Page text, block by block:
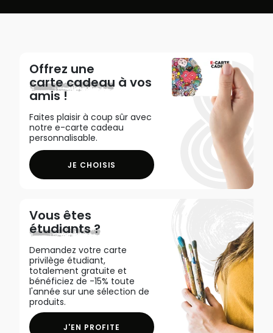
Offrez une
carte cadeau à vos
amis !
Faites plaisir à coup sûr avec
notre e-carte cadeau
personnalisable.
JE CHOISIS
Vous êtes
étudiants ?
Demandez votre carte
privilège étudiant,
totalement gratuite et
bénéficiez de -15% toute
l'année sur une sélection de
produits.
J'EN PROFITE